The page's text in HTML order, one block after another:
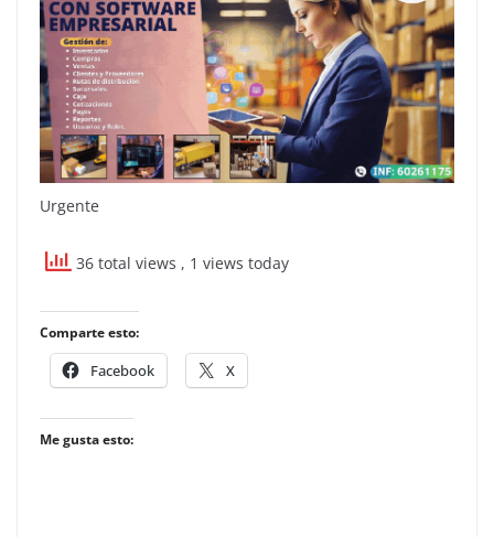
Urgente
36 total views , 1 views today
Comparte esto:
Facebook X
Me gusta esto: